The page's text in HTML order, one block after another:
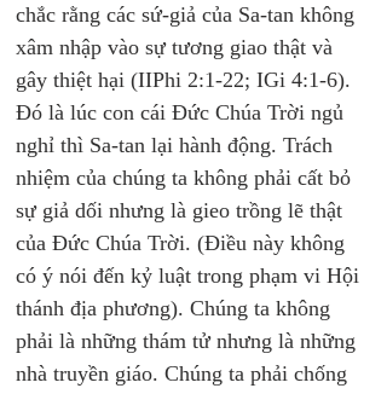
chắc rằng các sứ-giả của Sa-tan không
xâm nhập vào sự tương giao thật và
gây thiệt hại (IIPhi 2:1-22; IGi 4:1-6).
Đó là lúc con cái Đức Chúa Trời ngủ
nghỉ thì Sa-tan lại hành động. Trách
nhiệm của chúng ta không phải cất bỏ
sự giả dối nhưng là gieo trồng lẽ thật
của Đức Chúa Trời. (Điều này không
có ý nói đến kỷ luật trong phạm vi Hội
thánh địa phương). Chúng ta không
phải là những thám tử nhưng là những
nhà truyền giáo. Chúng ta phải chống